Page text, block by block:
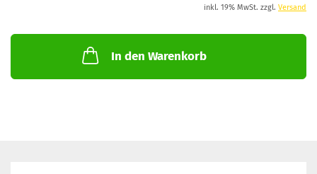
inkl. 19% MwSt. zzgl. Versand
In den Warenkorb